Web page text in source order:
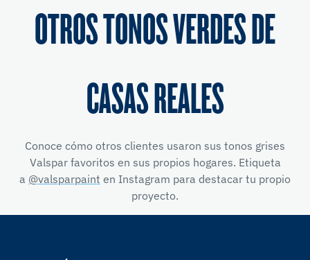
OTROS TONOS VERDES DE
CASAS REALES
Conoce cómo otros clientes usaron sus tonos grises
Valspar favoritos en sus propios hogares. Etiqueta
a @valsparpaint en Instagram para destacar tu propio
proyecto.